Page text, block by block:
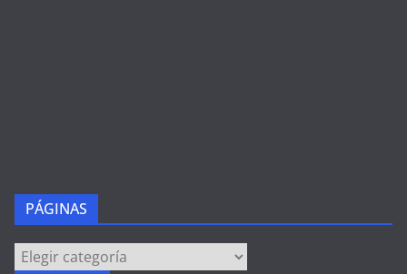
PÁGINAS
PÁGINAS